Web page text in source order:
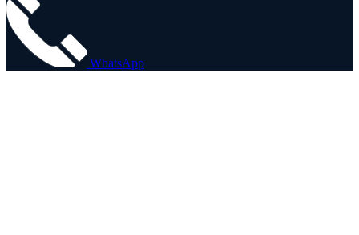
WhatsApp